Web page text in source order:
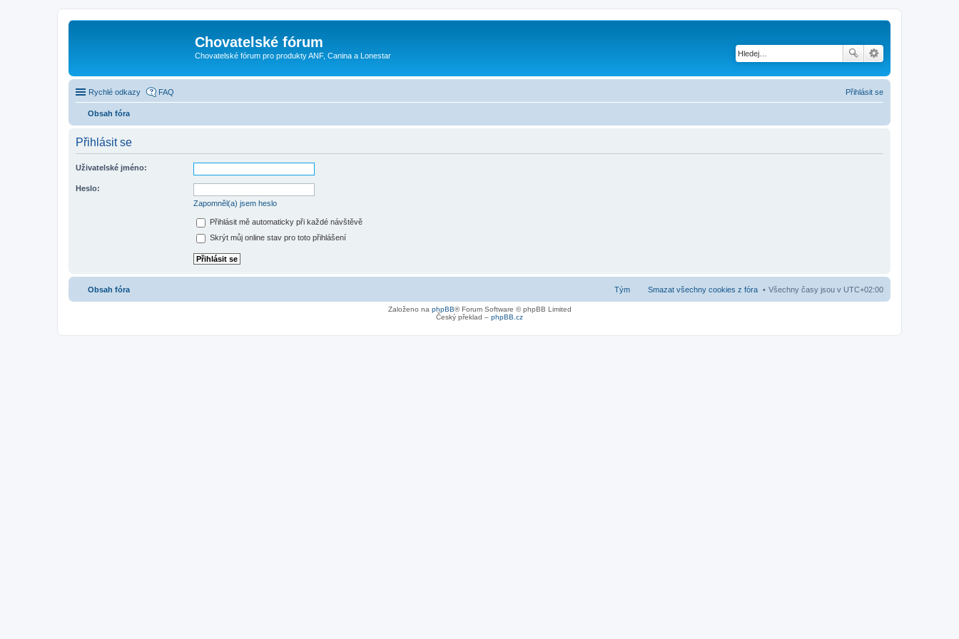
Chovatelské fórum
Chovatelské fórum pro produkty ANF, Canina a Lonestar
Rychlé odkazy FAQ Přihlásit se
Obsah fóra
Přihlásit se
Uživatelské jméno:
Heslo:
Zapomněl(a) jsem heslo
Přihlásit mě automaticky při každé návštěvě
Skrýt můj online stav pro toto přihlášení
Obsah fóra Všechny časy jsou v UTC+02:00
Smazat všechny cookies z fóra
Tým
Založeno na phpBB® Forum Software © phpBB Limited
Český překlad – phpBB.cz